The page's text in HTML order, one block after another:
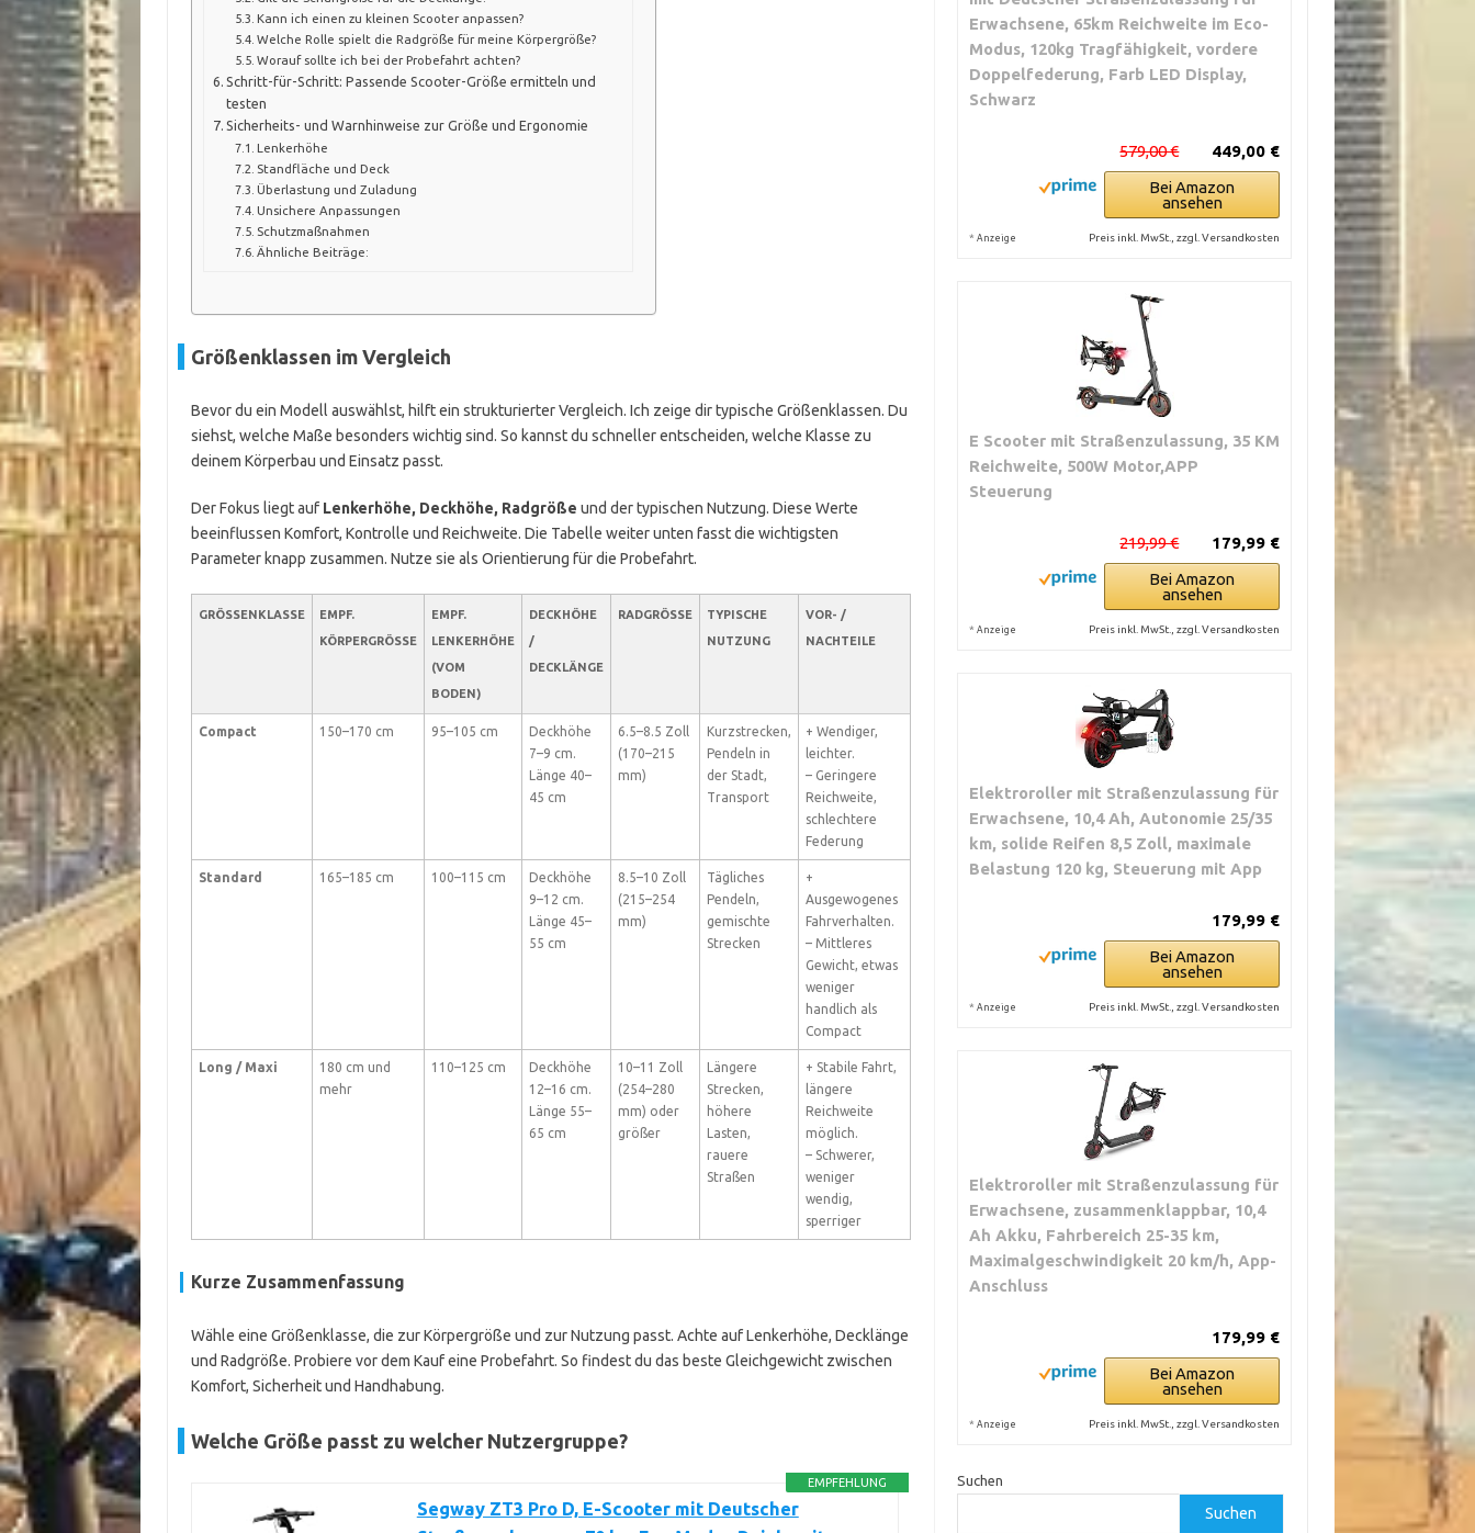
Kann ich einen zu kleinen Scooter anpassen?
Welche Rolle spielt die Radgröße für meine Körpergröße?
Worauf sollte ich bei der Probefahrt achten?
Schritt-für-Schritt: Passende Scooter-Größe ermitteln und
testen
Sicherheits- und Warnhinweise zur Größe und Ergonomie
Lenkerhöhe
Standfläche und Deck
Überlastung und Zuladung
Unsichere Anpassungen
Schutzmaßnahmen
Ähnliche Beiträge:
Größenklassen im Vergleich
Bevor du ein Modell auswählst, hilft ein strukturierter Vergleich. Ich zeige dir typische Größenklassen. Du
siehst, welche Maße besonders wichtig sind. So kannst du schneller entscheiden, welche Klasse zu
deinem Körperbau und Einsatz passt.
Der Fokus liegt auf Lenkerhöhe, Deckhöhe, Radgröße und der typischen Nutzung. Diese Werte
beeinflussen Komfort, Kontrolle und Reichweite. Die Tabelle weiter unten fasst die wichtigsten
Parameter knapp zusammen. Nutze sie als Orientierung für die Probefahrt.
GRÖSSENKLASSE
EMPF.
KÖRPERGRÖSSE
EMPF.
LENKERHÖHE
(VOM
BODEN)
DECKHÖHE
/
DECKLÄNGE
RADGRÖSSE
TYPISCHE
NUTZUNG
VOR- /
NACHTEILE
Compact 150–170 cm 95–105 cm
Deckhöhe
7–9 cm.
Länge 40–
45 cm
6.5–8.5 Zoll
(170–215
mm)
Kurzstrecken,
Pendeln in
der Stadt,
Transport
+ Wendiger,
leichter.
– Geringere
Reichweite,
schlechtere
Federung
Standard 165–185 cm 100–115 cm
Deckhöhe
9–12 cm.
Länge 45–
55 cm
8.5–10 Zoll
(215–254
mm)
Tägliches
Pendeln,
gemischte
Strecken
+
Ausgewogenes
Fahrverhalten.
– Mittleres
Gewicht, etwas
weniger
handlich als
Compact
Long / Maxi
180 cm und
mehr
110–125 cm
Deckhöhe
12–16 cm.
Länge 55–
65 cm
10–11 Zoll
(254–280
mm) oder
größer
Längere
Strecken,
höhere
Lasten,
rauere
Straßen
+ Stabile Fahrt,
längere
Reichweite
möglich.
– Schwerer,
weniger
wendig,
sperriger
Kurze Zusammenfassung
Wähle eine Größenklasse, die zur Körpergröße und zur Nutzung passt. Achte auf Lenkerhöhe, Decklänge
und Radgröße. Probiere vor dem Kauf eine Probefahrt. So findest du das beste Gleichgewicht zwischen
Komfort, Sicherheit und Handhabung.
Welche Größe passt zu welcher Nutzergruppe?
EMPFEHLUNG
Segway ZT3 Pro D, E-Scooter mit Deutscher
Erwachsene, 65km Reichweite im Eco-
Modus, 120kg Tragfähigkeit, vordere
Doppelfederung, Farb LED Display,
Schwarz
449,00 €
579,00 €
Bei Amazon
ansehen
* Anzeige Preis inkl. MwSt., zzgl. Versandkosten
E Scooter mit Straßenzulassung, 35 KM
Reichweite, 500W Motor,APP
Steuerung
179,99 €
219,99 €
Bei Amazon
ansehen
* Anzeige Preis inkl. MwSt., zzgl. Versandkosten
Elektroroller mit Straßenzulassung für
Erwachsene, 10,4 Ah, Autonomie 25/35
km, solide Reifen 8,5 Zoll, maximale
Belastung 120 kg, Steuerung mit App
179,99 €
Bei Amazon
ansehen
* Anzeige Preis inkl. MwSt., zzgl. Versandkosten
Elektroroller mit Straßenzulassung für
Erwachsene, zusammenklappbar, 10,4
Ah Akku, Fahrbereich 25-35 km,
Maximalgeschwindigkeit 20 km/h, App-
Anschluss
179,99 €
Bei Amazon
ansehen
* Anzeige Preis inkl. MwSt., zzgl. Versandkosten
Suchen
Suchen